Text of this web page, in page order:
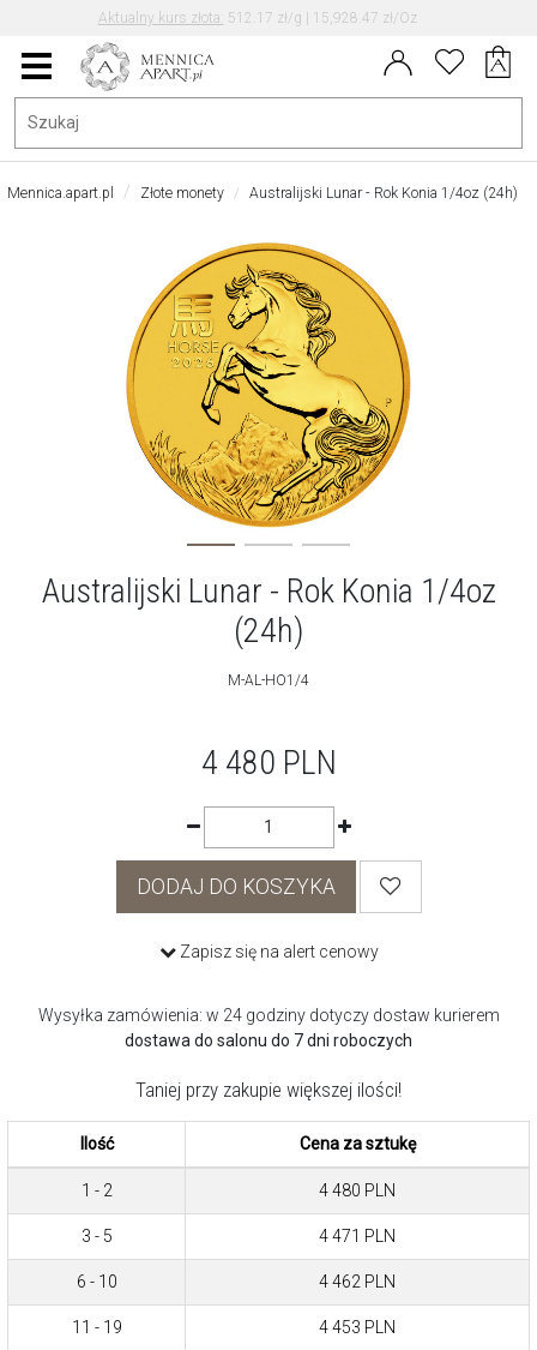
Aktualny kurs EUR/PLN: 4.30 Data aktualizacji kursu: 2026-08-07 07:02
Menu
główne
Mennica.apart.pl Złote monety Australijski Lunar - Rok Konia 1/4oz (24h)
Australijski Lunar - Rok Konia 1/4oz
(24h)
M-AL-HO1/4
4 480 PLN
DODAJ DO KOSZYKA
Zapisz się na alert cenowy
Wysyłka zamówienia: w 24 godziny dotyczy dostaw kurierem
dostawa do salonu do 7 dni roboczych
Taniej przy zakupie większej ilości!
Ilość Cena za sztukę
1 - 2 4 480 PLN
3 - 5 4 471 PLN
6 - 10 4 462 PLN
11 - 19 4 453 PLN